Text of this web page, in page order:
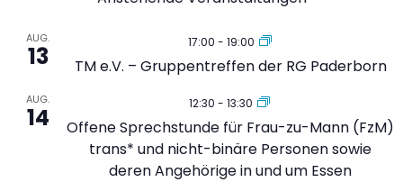
AUG.
13 17:00 - 19:00
TM e.V. – Gruppentreffen der RG Paderborn
AUG.
14 12:30 - 13:30
Offene Sprechstunde für Frau-zu-Mann (FzM)
trans* und nicht-binäre Personen sowie
deren Angehörige in und um Essen